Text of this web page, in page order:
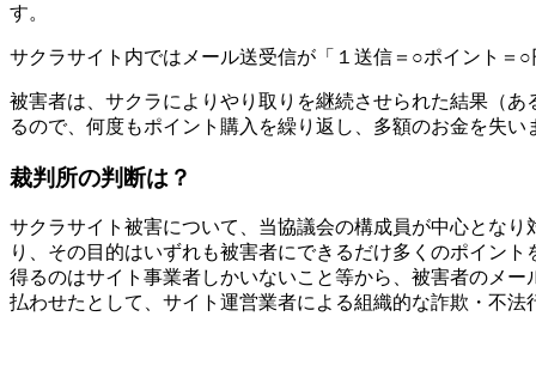
す。
サクラサイト内ではメール送受信が「１送信＝○ポイント＝
被害者は、サクラによりやり取りを継続させられた結果（
るので、何度もポイント購入を繰り返し、多額のお金を失い
裁判所の判断は？
サクラサイト被害について、当協議会の構成員が中心とな
り、その目的はいずれも被害者にできるだけ多くのポイン
得るのはサイト事業者しかいないこと等から、被害者のメ
払わせたとして、サイト運営業者による組織的な詐欺・不法